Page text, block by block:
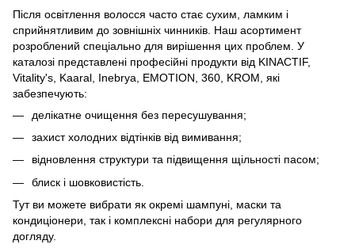
Після освітлення волосся часто стає сухим, ламким і
сприйнятливим до зовнішніх чинників. Наш асортимент
розроблений спеціально для вирішення цих проблем. У
каталозі представлені професійні продукти від KINACTIF,
Vitality's, Kaaral, Inebrya, EMOTION, 360, KROM, які
забезпечують:
делікатне очищення без пересушування;
захист холодних відтінків від вимивання;
відновлення структури та підвищення щільності пасом;
блиск і шовковистість.
Тут ви можете вибрати як окремі шампуні, маски та
кондиціонери, так і комплексні набори для регулярного
догляду.